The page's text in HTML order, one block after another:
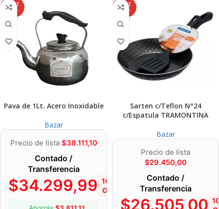
AGOT
ADO
Pava de 1Lt. Acero Inoxidable
Bazar
Precio de lista $38.111,10
Contado /
Transferencia
$34.299,99 10%
OFF
AGOT
ADO
Sarten c/Teflon N°24
c/Espatula TRAMONTINA
Bazar
Precio de lista
$29.450,00
Contado /
Transferencia
$26.505,00